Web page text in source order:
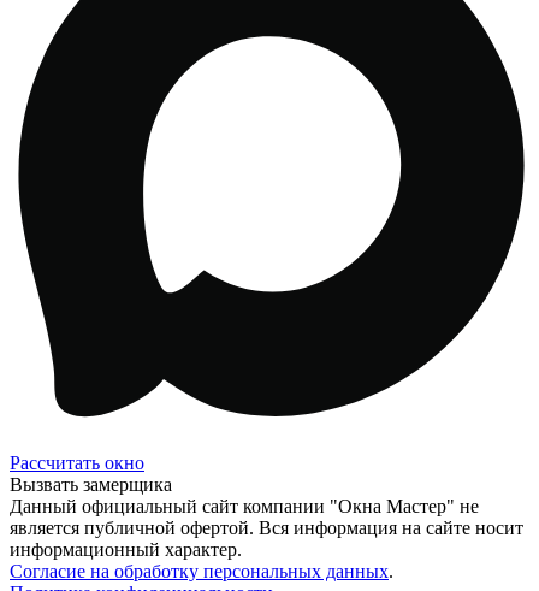
Рассчитать окно
Вызвать замерщика
Данный официальный сайт компании "Окна Мастер" не
является публичной офертой. Вся информация на сайте носит
информационный характер.
Согласие на обработку персональных данных.